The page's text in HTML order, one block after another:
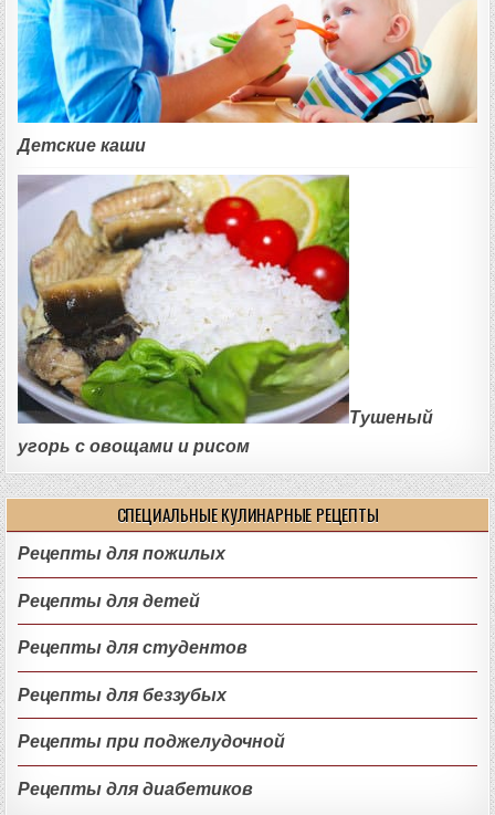
Детские каши
Тушеный
угорь с овощами и рисом
СПЕЦИАЛЬНЫЕ КУЛИНАРНЫЕ РЕЦЕПТЫ
Рецепты для пожилых
Рецепты для детей
Рецепты для студентов
Рецепты для беззубых
Рецепты при поджелудочной
Рецепты для диабетиков